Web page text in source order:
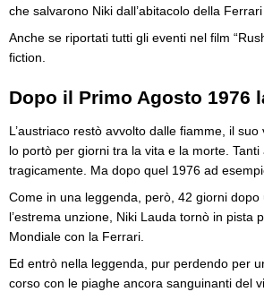
che salvarono Niki dall’abitacolo della Ferrari
Anche se riportati tutti gli eventi nel film
fiction.
Dopo il Primo Agosto 1976
L’austriaco restò avvolto dalle fiamme, il
lo portò per giorni tra la vita e la morte.
tragicamente. Ma dopo quel 1976 ad
Come in una leggenda, però, 42 giorni
l’estrema unzione, Niki Lauda tornò in
Mondiale con la Ferrari.
Ed entrò nella leggenda, pur perdendo per
corso con le piaghe ancora sanguinanti del